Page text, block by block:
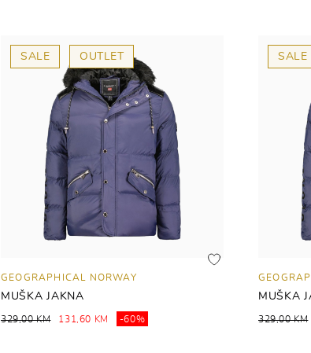
SALE OUTLET
GEOGRAPHICAL NORWAY
MUŠKA JAKNA
329,00 KM 131,60 KM -60%
SALE
MUŠKA
329,00 KM